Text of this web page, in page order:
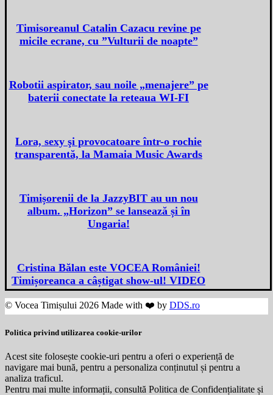
Timisoreanul Catalin Cazacu revine pe
micile ecrane, cu ”Vulturii de noapte”
Robotii aspirator, sau noile „menajere” pe
baterii conectate la reteaua WI-FI
Lora, sexy şi provocatoare într-o rochie
transparentă, la Mamaia Music Awards
Timișorenii de la JazzyBIT au un nou
album. „Horizon” se lansează și în
Ungaria!
Cristina Bălan este VOCEA României!
Timișoreanca a câștigat show-ul! VIDEO
© Vocea Timișului 2026 Made with ❤️ by DDS.ro
Politica privind utilizarea cookie-urilor
Acest site folosește cookie-uri pentru a oferi o experiență de
navigare mai bună, pentru a personaliza conținutul și pentru a
analiza traficul.
Pentru mai multe informații, consultă Politica de Confidențialitate și